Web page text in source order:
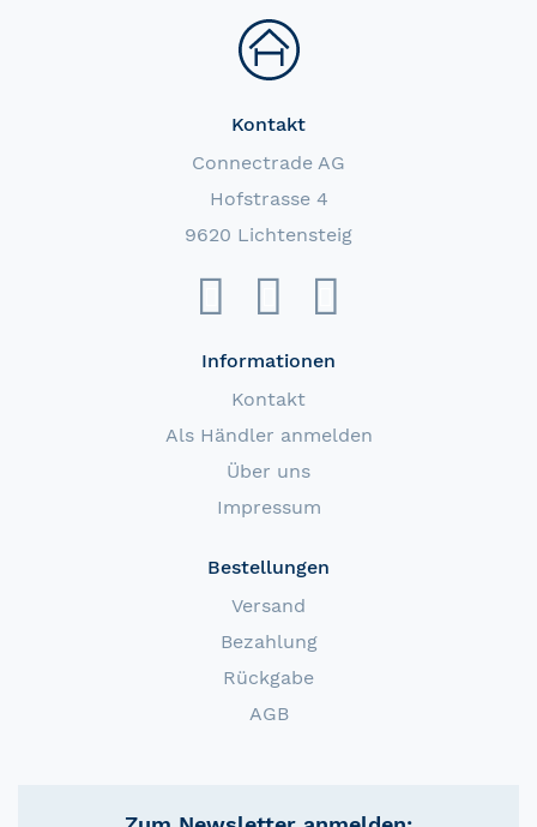
Kontakt
Connectrade AG
Hofstrasse 4
9620 Lichtensteig
Informationen
Kontakt
Als Händler anmelden
Über uns
Impressum
Bestellungen
Versand
Bezahlung
Rückgabe
AGB